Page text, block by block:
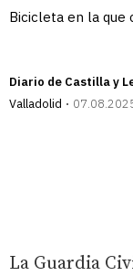
Bicicleta en la que
Diario de Castilla y
Valladolid
La Guardia